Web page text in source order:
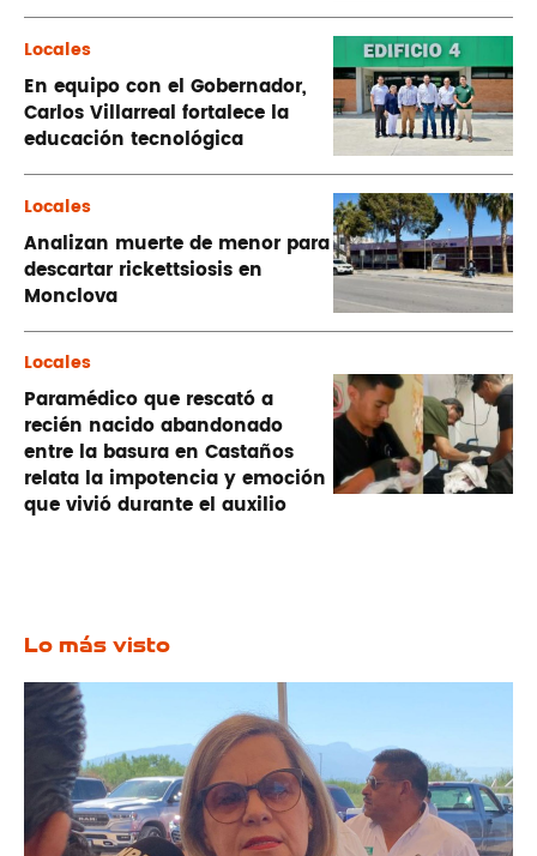
Locales
En equipo con el Gobernador,
Carlos Villarreal fortalece la
educación tecnológica
Locales
Analizan muerte de menor para
descartar rickettsiosis en
Monclova
Locales
Paramédico que rescató a
recién nacido abandonado
entre la basura en Castaños
relata la impotencia y emoción
que vivió durante el auxilio
Lo más visto